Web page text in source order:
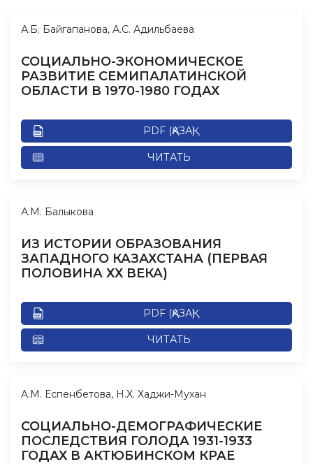
А.Б. Байгапанова, А.С. Адильбаева
СОЦИАЛЬНО-ЭКОНОМИЧЕСКОЕ
РАЗВИТИЕ СЕМИПАЛАТИНСКОЙ
ОБЛАСТИ В 1970-1980 ГОДАХ
PDF (ҚАЗАҚ)
ЧИТАТЬ
А.М. Балыкова
ИЗ ИСТОРИИ ОБРАЗОВАНИЯ
ЗАПАДНОГО КАЗАХСТАНА (ПЕРВАЯ
ПОЛОВИНА ХХ ВЕКА)
PDF (ҚАЗАҚ)
ЧИТАТЬ
A.M. Еспенбетова, Н.Х. Хаджи-Мухан
СОЦИАЛЬНО-ДЕМОГРАФИЧЕСКИЕ
ПОСЛЕДСТВИЯ ГОЛОДА 1931-1933
ГОДАХ В АКТЮБИНСКОМ КРАЕ